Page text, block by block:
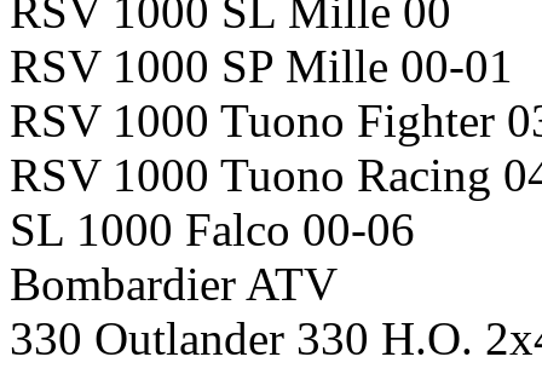
RSV 1000 SL Mille 00
RSV 1000 SP Mille 00-01
RSV 1000 Tuono Fighter
RSV 1000 Tuono Racing
SL 1000 Falco 00-06
Bombardier ATV
330 Outlander 330 H.O.